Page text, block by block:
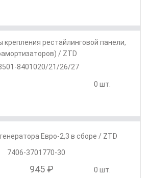
крепления рестайлинговой панели,
/ ZTD
8401020/21/26/27
0 шт.
Евро-2,3 в сборе / ZTD
7406-3701770-30
945 ₽ 0 шт.